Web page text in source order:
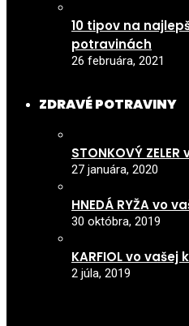
10 tipov na
potravinách
26 februára, 2021
ZDRAVÉ POTRAVINY
STONKOVÝ
27 januára, 2020
HNEDÁ RYŽA vo
30 októbra, 2019
KARFIOL vo vašej
2 júla, 2019